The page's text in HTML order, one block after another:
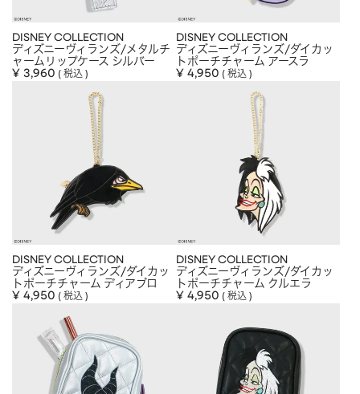
DISNEY COLLECTION
ディズニーヴィランズ/メタルチ
ャームリップケース シルバー
¥ 3,960 税込
DISNEY COLLECTION
ディズニーヴィランズ/ダイカッ
トポーチチャーム アースラ
¥ 4,950 税込
DISNEY COLLECTION
ディズニーヴィランズ/ダイカッ
トポーチチャーム ディアブロ
¥ 4,950 税込
DISNEY COLLECTION
ディズニーヴィランズ/ダイカッ
トポーチチャーム クルエラ
¥ 4,950 税込